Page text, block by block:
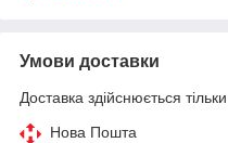
Умови доставки
Доставка здійснюється
Нова Пошта